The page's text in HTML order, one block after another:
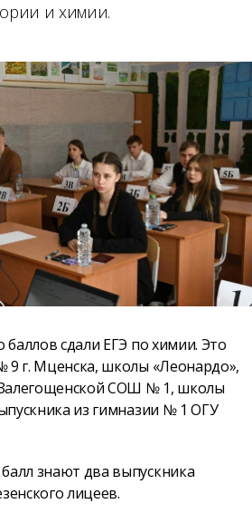
и химии.
баллов сдали ЕГЭ по химии. Это
г. Мценска, школы «Леонардо»,
СОШ № 1, школы
из гимназии № 1 ОГУ
знают два выпускника
лицеев.